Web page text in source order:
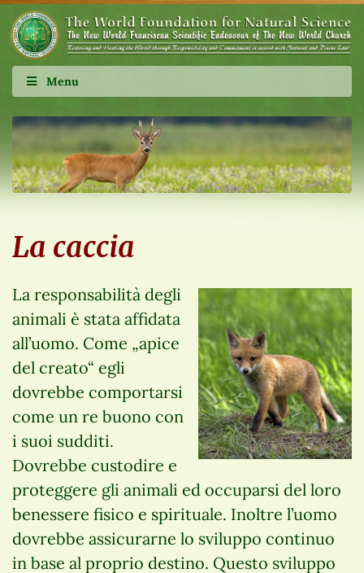
Menu
La caccia
La responsabilità degli
animali è stata affidata
all’uomo. Come „apice
del creato“ egli
dovrebbe comportarsi
come un re buono con
i suoi sudditi.
Dovrebbe custodire e
proteggere gli animali ed occuparsi del loro
benessere fisico e spirituale. Inoltre l’uomo
dovrebbe assicurarne lo sviluppo continuo
in base al proprio destino. Questo sviluppo